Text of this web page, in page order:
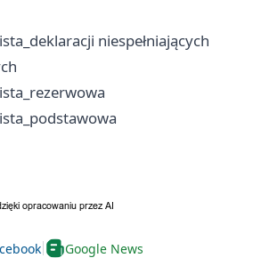
niespełniających
Google News